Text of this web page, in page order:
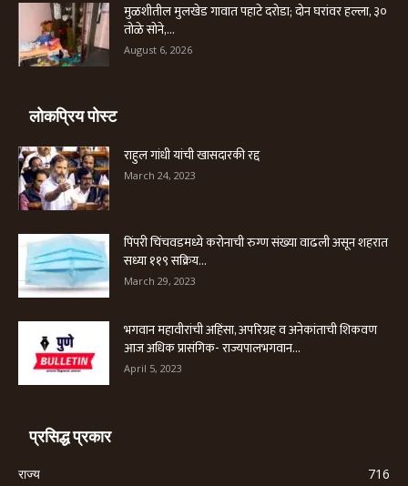
मुळशीतील मुलखेड गावात पहाटे दरोडा; दोन घरांवर हल्ला, ३०
तोळे सोने,...
August 6, 2026
लोकप्रिय पोस्ट
राहुल गांधी यांची खासदारकी रद्द
March 24, 2023
पिंपरी चिंचवडमध्ये करोनाची रुग्ण संख्या वाढली असून शहरात
सध्या ११९ सक्रिय...
March 29, 2023
भगवान महावीरांची अहिंसा, अपरिग्रह व अनेकांताची शिकवण
आज अधिक प्रासंगिक- राज्यपालभगवान...
April 5, 2023
प्रसिद्ध प्रकार
राज्य
716